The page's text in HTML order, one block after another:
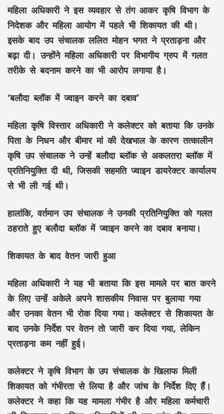
महिला अधिकारी ने इस व्यवहार से तंग आकर कृषि विभाग के
निदेशक और महिला आयोग में पहले भी शिकायत की थी।
इसके बाद उप संचालक ललित मोहन भगत ने प्रताड़ना और
बढ़ा दी। उन्होंने महिला अधिकारी पर विभागीय ग्रुप में गलत
तरीके से बदनाम करने का भी आरोप लगाया है।
‘बलौदा ब्लॉक में ज्वाइन करने का दबाव’
महिला कृषि विस्तार अधिकारी ने कलेक्टर को बताया कि उनके
पिता के निधन और बीमार मां की देखभाल के कारण तत्कालीन
कृषि उप संचालक ने उन्हें बलौदा ब्लॉक से अकलतरा ब्लॉक में
प्रतिनियुक्ति दी थी, जिसकी सहमति ज्वाइन डायरेक्टर कार्यालय
से भी ली गई थी।
हालांकि, वर्तमान उप संचालक ने उनकी प्रतिनियुक्ति को गलत
ठहराते हुए बलौदा ब्लॉक में ज्वाइन करने का दबाव बनाया।
शिकायत के बाद वेतन जारी हुआ
महिला अधिकारी ने यह भी बताया कि इस मामले पर बात करने
के लिए उन्हें अकेले अपने शासकीय निवास पर बुलाया गया
और उनका वेतन भी रोक दिया गया। कलेक्टर से शिकायत के
बाद उनके निर्देश पर वेतन तो जारी कर दिया गया, लेकिन
प्रताड़ना कम नहीं हुई।
कलेक्टर ने कृषि विभाग के उप संचालक के खिलाफ मिली
शिकायत को गंभीरता से लिया है और जांच के निर्देश दिए हैं।
कलेक्टर ने कहा कि यह मामला गंभीर है और महिला कर्मचारी